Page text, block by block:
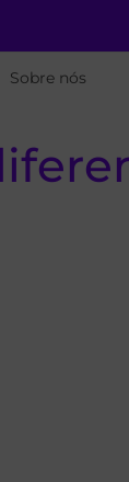
Sobre nós